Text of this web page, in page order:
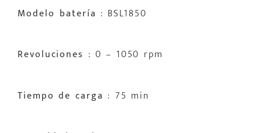
Modelo batería : BSL1850
Revoluciones : 0 – 1050 rpm
Tiempo de carga : 75 min